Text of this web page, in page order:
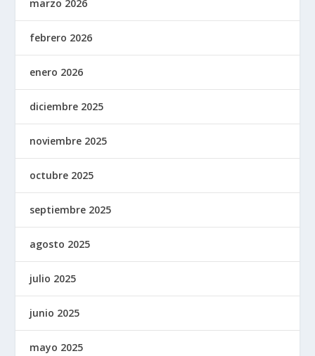
marzo 2026
febrero 2026
enero 2026
diciembre 2025
noviembre 2025
octubre 2025
septiembre 2025
agosto 2025
julio 2025
junio 2025
mayo 2025